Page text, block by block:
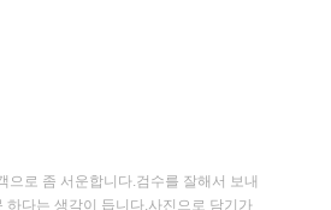
로 좀 서운합니다.검수를 잘해서 보내
다는 생각이 듭니다.사진으로 담기가